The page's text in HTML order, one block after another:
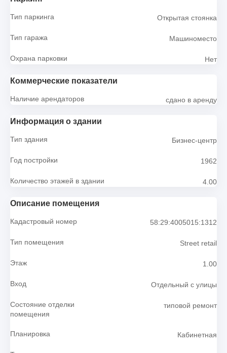
Тип паркинга Открытая стоянка
Тип гаража Машиноместо
Охрана парковки Нет
Коммерческие показатели
Наличие арендаторов сдано в аренду
Информация о здании
Тип здания Бизнес-центр
Год постройки 1962
Количество этажей в здании 4.00
Описание помещения
Кадастровый номер 58:29:4005015:1312
Тип помещения Street retail
Этаж 1.00
Вход Отдельный с улицы
Состояние отделки
помещения
типовой ремонт
Планировка Кабинетная